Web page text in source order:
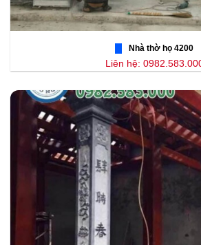
Nhà thờ họ 4200
Liên hệ: